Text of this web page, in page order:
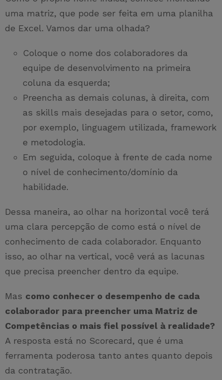
uma matriz, que pode ser feita em uma planilha
de Excel. Vamos dar uma olhada?
Coloque o nome dos colaboradores da
equipe de desenvolvimento na primeira
coluna da esquerda;
Preencha as demais colunas, à direita, com
as skills mais desejadas para o setor, como,
por exemplo, linguagem utilizada, framework
e metodologia.
Em seguida, coloque à frente de cada nome
o nível de conhecimento/domínio da
habilidade.
Dessa maneira, ao olhar na horizontal você terá
uma clara percepção de como está o nível de
conhecimento de cada colaborador. Enquanto
isso, ao olhar na vertical, você verá as lacunas
que precisa preencher dentro da equipe.
Mas como conhecer o desempenho de cada
colaborador para preencher uma Matriz de
Competências o mais fiel possível à realidade?
A resposta está no Scorecard, que é uma
ferramenta poderosa tanto antes quanto depois
da contratação.